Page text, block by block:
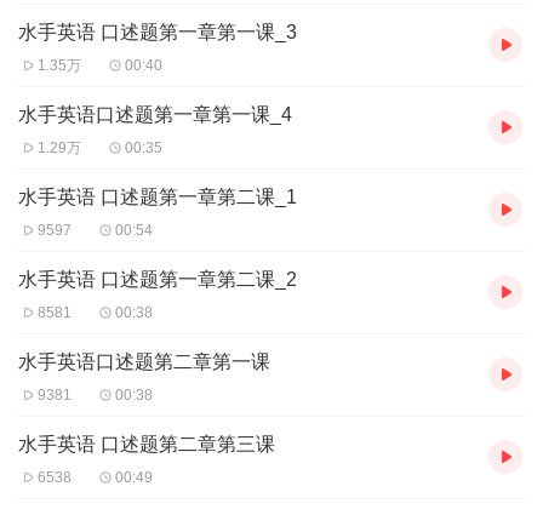
水手英语 口述题第一章第一课_3
1.35万 00:40
水手英语口述题第一章第一课_4
1.29万 00:35
水手英语 口述题第一章第二课_1
9597 00:54
水手英语 口述题第一章第二课_2
8581 00:38
水手英语口述题第二章第一课
9381 00:38
水手英语 口述题第二章第三课
6538 00:49